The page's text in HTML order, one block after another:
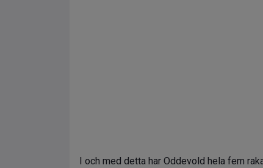
I och med detta har Oddevold hela fem